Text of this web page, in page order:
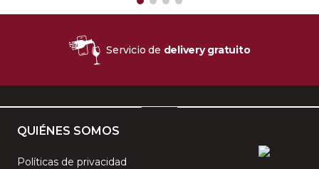
Servicio de delivery gratuito
QUIÉNES SOMOS
Políticas de privacidad